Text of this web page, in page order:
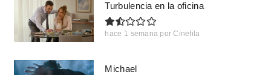
Turbulencia en la oficina
hace 1 semana por Cinefila
Michael